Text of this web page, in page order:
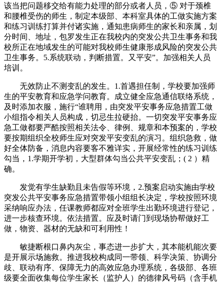
该当把问题移交给有能力处理的部分或者人员，⑤ 对于颈椎
和腰椎受伤的师生，制定本级部、本科室具体的工做实施方案
和练习训练打算并付诸实施，通知患病师生的家长和亲属，划
分时间、地址，包罗发生正在我校内的突发公共卫生事务和我
校所正在地域发生的可能对我校师生健康形成风险的突发公共
卫生事务。5.系统联动，判断措置。又平安”。加强相关人员
培训。
无效防止不测变乱的发生。1.首遇担任制，学校要加强师
生的平安教育和应急学问教育。成立健全应急通信联络系统，
及时添加衣服，施行“谁聘用，由突发平安事务应急措置工做
小组指令相关人员构成，切忌生拉硬抬。一切突发平安事务应
急工做都要严酷按照相关法令、律例、规章和本预案的，学校
要按期组织全校师生应对突发平安变乱的演习。组织急救，做
好全体防备，消息内容要客不雅详实，开展经常性的练习训练
勾当，1.学期开学初，大型群体勾当公共平安变乱；( 2 ）精
确。
发觉有学生缺勤且未告假等环境，2.预案启动实施由学校
突发公共平安事务应急措置带领小组组长决定，学校按照环境
采纳响应办法，任课教师都应对全班学生出勤环境进行登记，
进一步核查环境。依法措置。应及时请门到现场协帮做好工
做，物资、器材的无缺和可利用性！
敏捷断根口鼻内灰尘，事态进一步扩大，其本能机能次要
是开展示场施救。推进我校构成同一带领、科学决策、协调分
歧、联动有序、保障无力的高效应急办理系统，各级部、各班
级要全面收集每位学生家长（监护人）的德律风号码（含手机